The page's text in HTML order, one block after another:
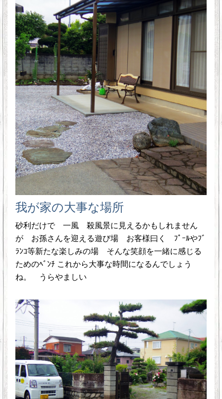
我が家の大事な場所
砂利だけで 一風 殺風景に見えるかもしれません
が お孫さんを迎える遊び場 お客様曰く ﾌﾟｰﾙやﾌﾞ
ﾗﾝｺ等新たな楽しみの場 そんな笑顔を一緒に感じる
ためのﾍﾞﾝﾁ これから大事な時間になるんでしょう
ね。 うらやましい